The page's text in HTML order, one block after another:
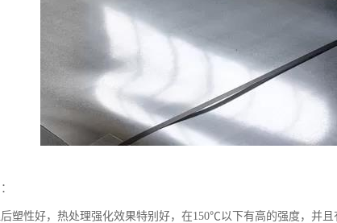
塑性好，热处理强化效果特别好，在150℃以下有高的强度，并